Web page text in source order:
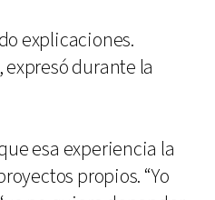
explicaciones.
durante la
esa experiencia la
propios. “Yo